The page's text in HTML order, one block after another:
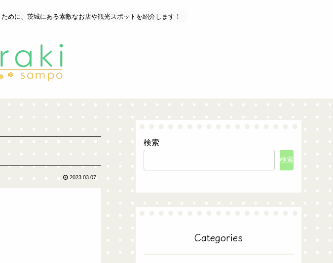
めに、茨城にある素敵なお店や観光スポットを紹介します！
2023.03.07
検索
検索
Categories